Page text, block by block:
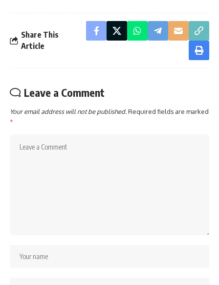
Share This
Article
Leave a Comment
Your email address will not be published.Required fields are marked
*